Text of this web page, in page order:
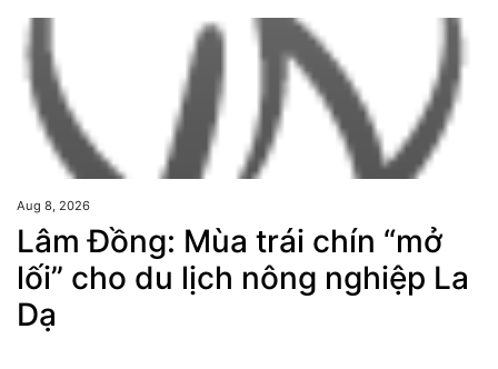
Aug 8, 2026
Lâm Đồng: Mùa trái chín “mở
lối” cho du lịch nông nghiệp La
Dạ